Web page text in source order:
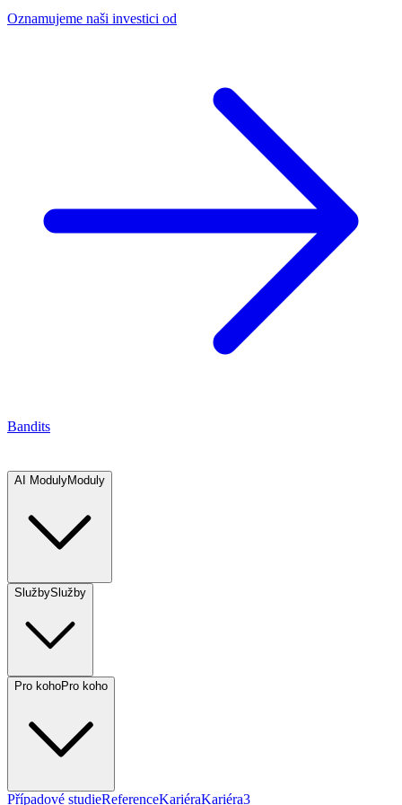
Oznamujeme naši investici od
Bandits
AI ModulyModuly
SlužbySlužby
Pro kohoPro koho
Případové studieReferenceKariéraKariéra3